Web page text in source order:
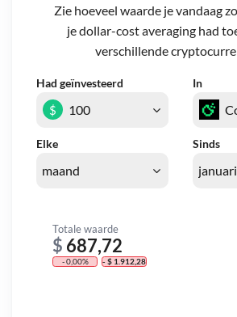
Zie hoeveel waarde je vandaag
je dollar-cost averaging had
verschillende
Had geïnvesteerd In
Elke Sinds
$
Totale waarde
$ 687,72
- 0,00% - $ 1.912,28